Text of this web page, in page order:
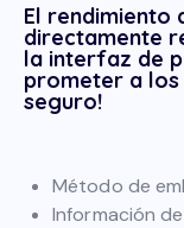
El rendimiento
directamente
la interfaz de
prometer a los
seguro!
Método de
Información